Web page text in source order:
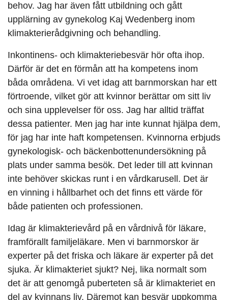
behov. Jag har även fått utbildning och gått
upplärning av gynekolog Kaj Wedenberg inom
klimakterierådgivning och behandling.
Inkontinens- och klimakteriebesvär hör ofta ihop.
Därför är det en förmån att ha kompetens inom
båda områdena. Vi vet idag att barnmorskan har ett
förtroende, vilket gör att kvinnor berättar om sitt liv
och sina upplevelser för oss. Jag har alltid träffat
dessa patienter. Men jag har inte kunnat hjälpa dem,
för jag har inte haft kompetensen. Kvinnorna erbjuds
gynekologisk- och bäckenbottenundersökning på
plats under samma besök. Det leder till att kvinnan
inte behöver skickas runt i en vårdkarusell. Det är
en vinning i hållbarhet och det finns ett värde för
både patienten och professionen.
Idag är klimakterievård på en vårdnivå för läkare,
framförallt familjeläkare. Men vi barnmorskor är
experter på det friska och läkare är experter på det
sjuka. Är klimakteriet sjukt? Nej, lika normalt som
det är att genomgå puberteten så är klimakteriet en
del av kvinnans liv. Däremot kan besvär uppkomma